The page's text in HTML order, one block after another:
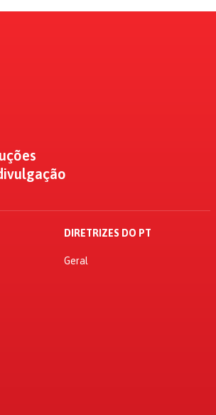
DIRETRIZES DO PT
Geral